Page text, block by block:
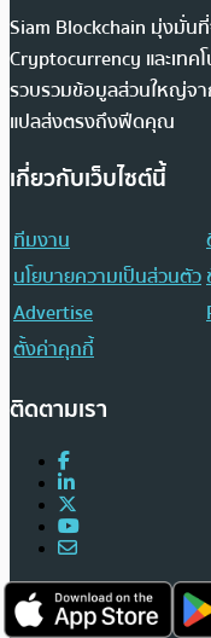
Siam Blockchain มุ่งมั่น
Cryptocurrency และเทค
รวบรวมข้อมูลส่วนใหญ่จา
แปลส่งตรงถึงฟีดคุณ
เกี่ยวกับเว็บไซต์นี้
ทีมงาน
นโยบายความเป็นส่วนตัว
Advertise
ตั้งค่าคุกกี้
ติดตามเรา